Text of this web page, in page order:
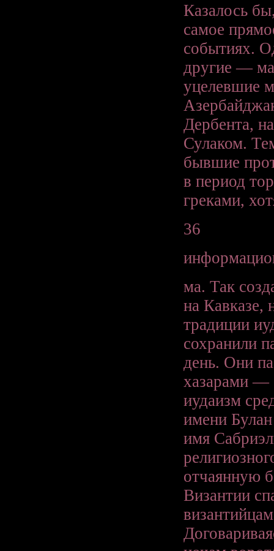
Казалось
самое
событиях.
другие —
уцелевшие
Дербента,
Сулаком.
бывшие
в период
греками,
36
ма. Так
на Кавказе,
традиции
сохранили
день. Они
хазарами —
иудаизм
имени
имя
отчаянную
Византии